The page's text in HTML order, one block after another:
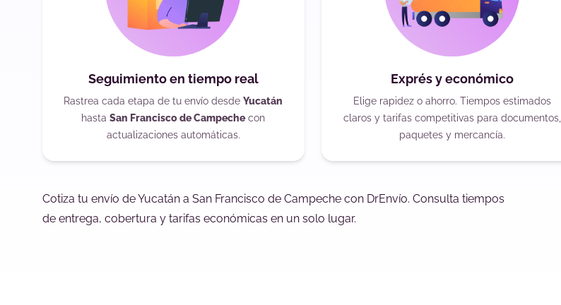
Seguimiento en tiempo real
Rastrea cada etapa de tu envío desdeYucatán
hastaSan Francisco de Campechecon
actualizaciones automáticas.
Exprés y económico
Elige rapidez o ahorro. Tiempos estimados
claros y tarifas competitivas para documentos,
paquetes y mercancía.
Cotiza tu envío de Yucatán a San Francisco de Campeche con DrEnvío. Consulta tiempos
de entrega, cobertura y tarifas económicas en un solo lugar.